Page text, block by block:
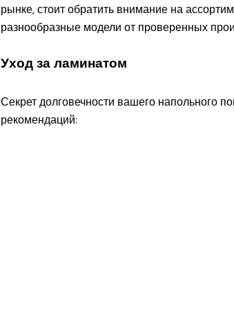
рынке, стоит обратить внимание на
разнообразные модели от проверенных
Уход за ламинатом
Секрет долговечности вашего напольного
рекомендаций: